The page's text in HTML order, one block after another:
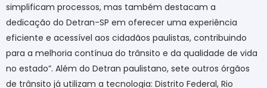
simplificam processos, mas também destacam a
dedicação do Detran-SP em oferecer uma experiência
eficiente e acessível aos cidadãos paulistas, contribuindo
para a melhoria contínua do trânsito e da qualidade de vida
no estado”. Além do Detran paulistano, sete outros órgãos
de trânsito já utilizam a tecnologia: Distrito Federal, Rio